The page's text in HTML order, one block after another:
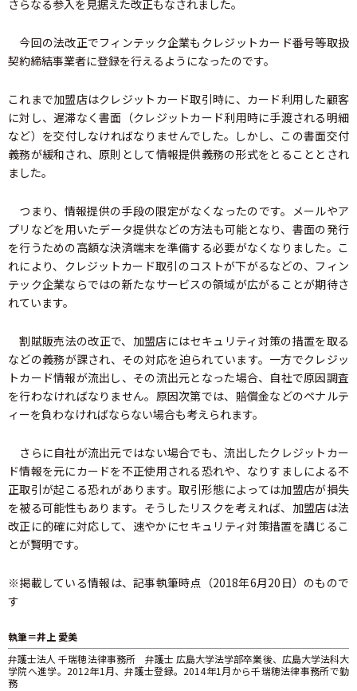
さらなる参入を見据えた改正もなされました。
今回の法改正でフィンテック企業もクレジットカード番号等取扱
契約締結事業者に登録を行えるようになったのです。
これまで加盟店はクレジットカード取引時に、カード利用した顧客
に対し、遅滞なく書面（クレジットカード利用時に手渡される明細
など）を交付しなければなりませんでした。しかし、この書面交付
義務が緩和され、原則として情報提供義務の形式をとることとされ
ました。
つまり、情報提供の手段の限定がなくなったのです。メールやア
プリなどを用いたデータ提供などの方法も可能となり、書面の発行
を行うための高額な決済端末を準備する必要がなくなりました。こ
れにより、クレジットカード取引のコストが下がるなどの、フィン
テック企業ならではの新たなサービスの領域が広がることが期待さ
れています。
割賦販売法の改正で、加盟店にはセキュリティ対策の措置を取る
などの義務が課され、その対応を迫られています。一方でクレジッ
トカード情報が流出し、その流出元となった場合、自社で原因調査
を行わなければなりません。原因次第では、賠償金などのペナルテ
ィーを負わなければならない場合も考えられます。
さらに自社が流出元ではない場合でも、流出したクレジットカー
ド情報を元にカードを不正使用される恐れや、なりすましによる不
正取引が起こる恐れがあります。取引形態によっては加盟店が損失
を被る可能性もあります。そうしたリスクを考えれば、加盟店は法
改正に的確に対応して、速やかにセキュリティ対策措置を講じるこ
とが賢明です。
※掲載している情報は、記事執筆時点（2018年6月20日）のもので
す
執筆＝井上 愛美
弁護士法人 千瑞穂法律事務所 弁護士 広島大学法学部卒業後、広島大学法科大
学院へ進学。2012年1月、弁護士登録。2014年1月から千瑞穂法律事務所で勤
務